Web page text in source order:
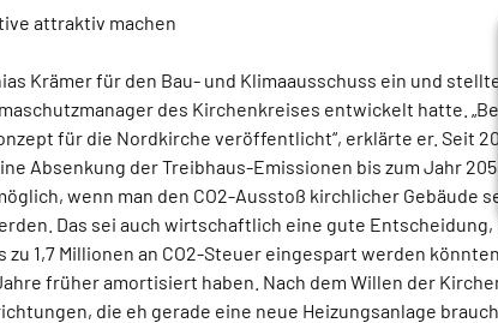
attraktiv machen
Krämer für den Bau- und Klimaausschuss ein und
des Kirchenkreises entwickelt hatte.
für die Nordkirche veröffentlicht“, erklärte er. Seit
Absenkung der Treibhaus-Emissionen bis zum Jahr
wenn man den CO2-Ausstoß kirchlicher Gebäude
Das sei auch wirtschaftlich eine gute Entscheidung,
zu 1,7 Millionen an CO2-Steuer eingespart werden
früher amortisiert haben. Nach dem Willen der
die eh gerade eine neue Heizungsanlage